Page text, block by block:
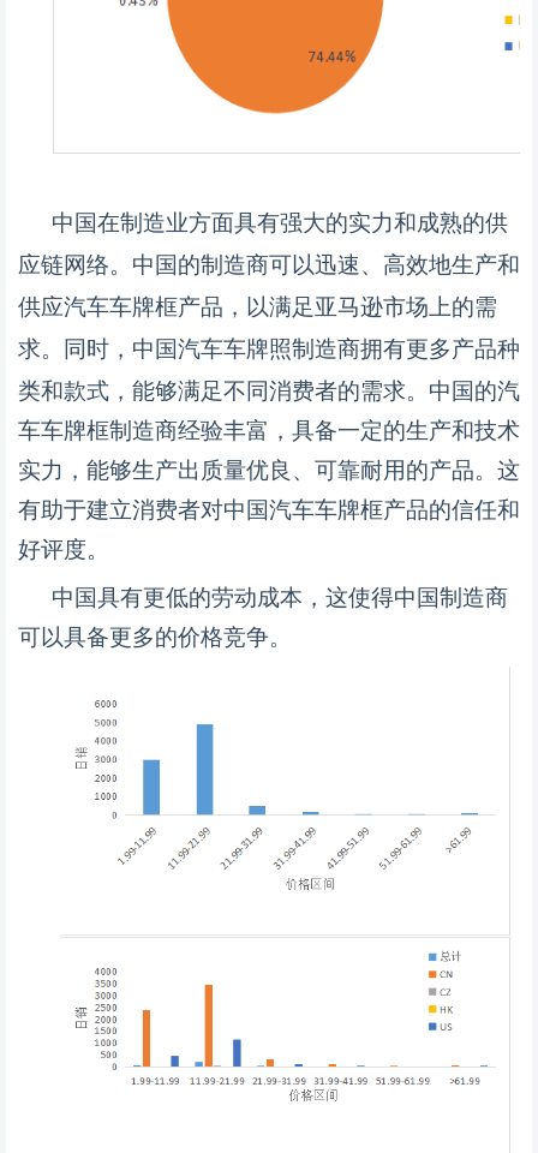
中国在制造业方面具有强大的实力和成熟的供
应链网络。中国的制造商可以迅速、高效地生产和
供应汽车车牌框产品，以满足亚马逊市场上的需
求。
同时，中国汽车车牌照制造商拥有更多产品种
类和款式，能够满足不同消费者的需求。中国的汽
车车牌框制造商经验丰富，具备一定的生产和技术
实力，能够生产出质量优良、可靠耐用的产品。这
有助于建立消费者对中国汽车车牌框产品的信任和
好评度。
中国具有更低的劳动成本，这使得中国制造商
可以具备更多的价格竞争。